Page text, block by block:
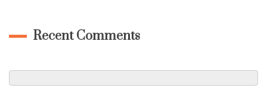
Recent Comments